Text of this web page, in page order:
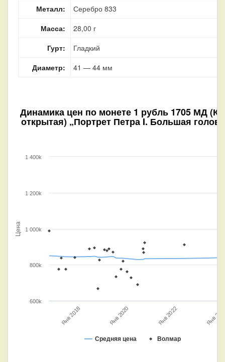
Металл:
Серебро 833
Масса:
28,00 г
Гурт:
Гладкий
Диаметр:
41 — 44 мм
Динамика цен по монете 1 рубль 1705 МД
открытая) „Портрет Петра I. Большая
Цена
Средняя цена Волмар
Янв 2018 Янв 2020 Янв 2022 Янв
600k
800k
1 000k
1 200k
1 400k